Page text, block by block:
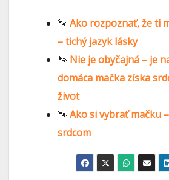
🐾 Ako rozpoznať, že ti
– tichý jazyk lásky
🐾 Nie je obyčajná – je
domáca mačka získa
život
🐾 Ako si vybrať mačku
srdcom